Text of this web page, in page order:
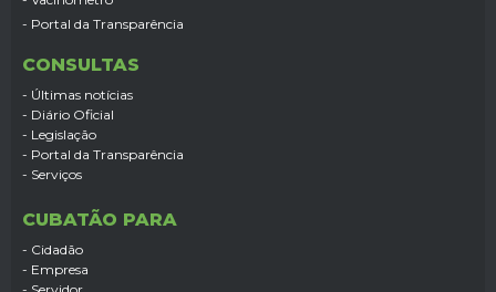
- Portal da Transparência
CONSULTAS
- Últimas notícias
- Diário Oficial
- Legislação
- Portal da Transparência
- Serviços
CUBATÃO PARA
- Cidadão
- Empresa